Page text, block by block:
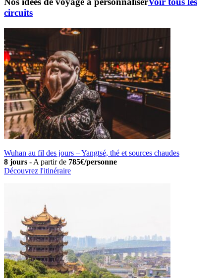
circuits
Wuhan au fil des jours – Yangtsé, thé et sources chaudes
8 jours - A partir de 785€/personne
Découvrez l'itinéraire